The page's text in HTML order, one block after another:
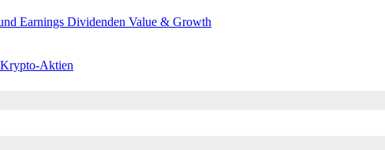
Earnings Dividenden Value & Growth
Krypto-Aktien